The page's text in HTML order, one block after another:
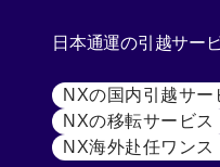
日本通運の引越サー
NXの国内引越サー
NXの移転サービス
NX海外赴任ワンス